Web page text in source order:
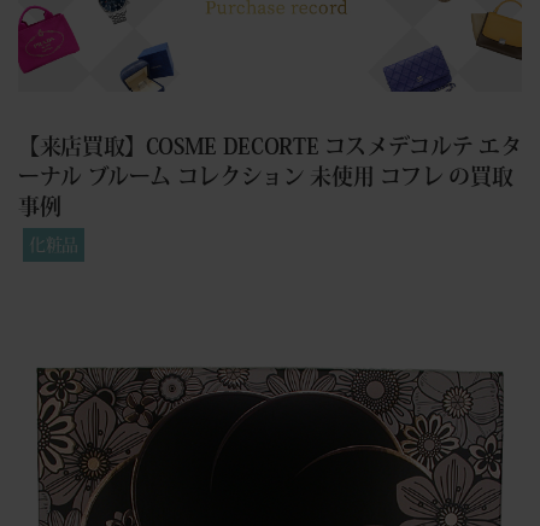
【来店買取】COSME DECORTE コスメデコルテ エタ
ーナル ブルーム コレクション 未使用 コフレ の買取
事例
化粧品